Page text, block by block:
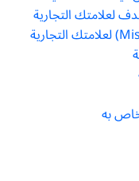
لعلامتك التجارية